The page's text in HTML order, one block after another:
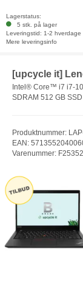
Lagerstatus:
5 stk. på lager
Leveringstid: 1-2 hverdage
Mere leveringsinfo
[upcycle it]
Intel® Core™ i7 i7-
SDRAM 512 GB
Produktnummer:
EAN:
Varenummer: